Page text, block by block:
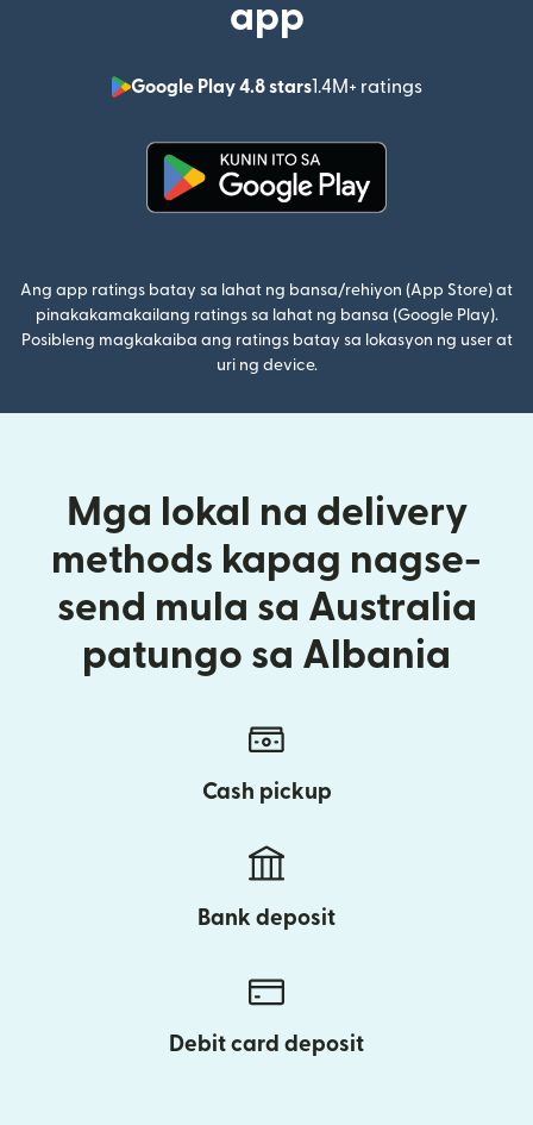
app
Google Play 4.8 stars1.4M+ ratings
(bubukas
Ang app ratings batay sa lahat ng bansa/rehiyon (App Store) at
pinakakamakailang ratings sa lahat ng bansa (Google Play).
Posibleng magkakaiba ang ratings batay sa lokasyon ng user at
uri ng device.
Mga lokal na delivery
methods kapag nagse-
send mula sa Australia
patungo sa Albania
Cash pickup
Bank deposit
Debit card deposit